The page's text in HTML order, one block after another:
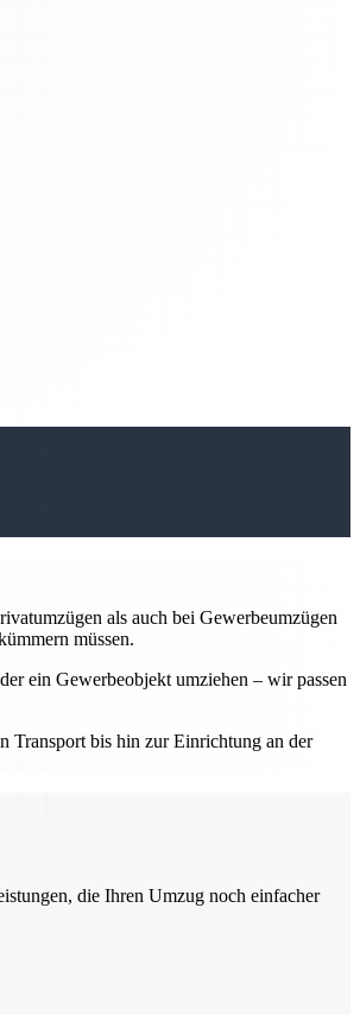
als auch bei Gewerbeumzügen
müssen.
ein Gewerbeobjekt umziehen – wir passen
Transport bis hin zur Einrichtung an der
die Ihren Umzug noch einfacher